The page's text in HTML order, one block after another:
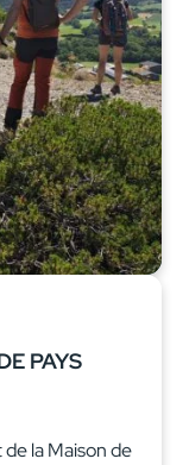
PAYS
la Maison de